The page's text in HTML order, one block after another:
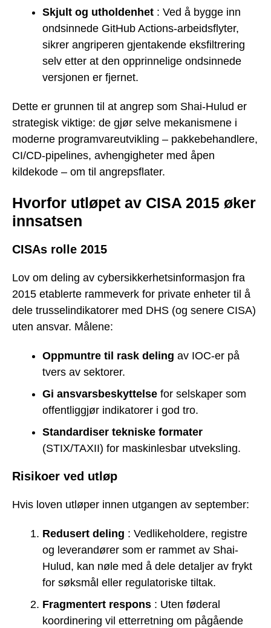
Skjult og utholdenhet : Ved å bygge inn
ondsinnede GitHub Actions-arbeidsflyter,
sikrer angriperen gjentakende eksfiltrering
selv etter at den opprinnelige ondsinnede
versjonen er fjernet.
Dette er grunnen til at angrep som Shai-Hulud er
strategisk viktige: de gjør selve mekanismene i
moderne programvareutvikling – pakkebehandlere,
CI/CD-pipelines, avhengigheter med åpen
kildekode – om til angrepsflater.
Hvorfor utløpet av CISA 2015 øker
innsatsen
CISAs rolle 2015
Lov om deling av cybersikkerhetsinformasjon fra
2015 etablerte rammeverk for private enheter til å
dele trusselindikatorer med DHS (og senere CISA)
uten ansvar. Målene:
Oppmuntre til rask deling av IOC-er på
tvers av sektorer.
Gi ansvarsbeskyttelse for selskaper som
offentliggjør indikatorer i god tro.
Standardiser tekniske formater
(STIX/TAXII) for maskinlesbar utveksling.
Risikoer ved utløp
Hvis loven utløper innen utgangen av september:
Redusert deling : Vedlikeholdere, registre
og leverandører som er rammet av Shai-
Hulud, kan nøle med å dele detaljer av frykt
for søksmål eller regulatoriske tiltak.
Fragmentert respons : Uten føderal
koordinering vil etterretning om pågående